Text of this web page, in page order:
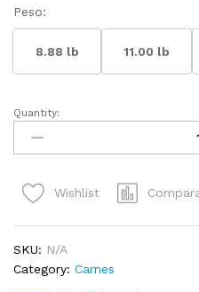
Peso:
8.88 lb 11.00 lb
Lomo
Cerdo
Piel
Hueso
quantity
Quantity:
Wishlist
SKU: N/A
Category: Carnes